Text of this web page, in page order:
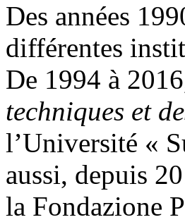
Des années
différentes
De 1994 à
techniques et
l’Université «
aussi, depuis
la Fondazione